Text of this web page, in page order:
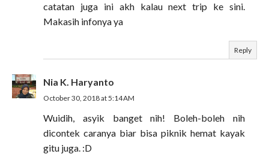
catatan juga ini akh kalau next trip ke sini.
Makasih infonya ya
Reply
Nia K. Haryanto
October 30, 2018 at 5:14 AM
Wuidih, asyik banget nih! Boleh-boleh nih
dicontek caranya biar bisa piknik hemat kayak
gitu juga. :D